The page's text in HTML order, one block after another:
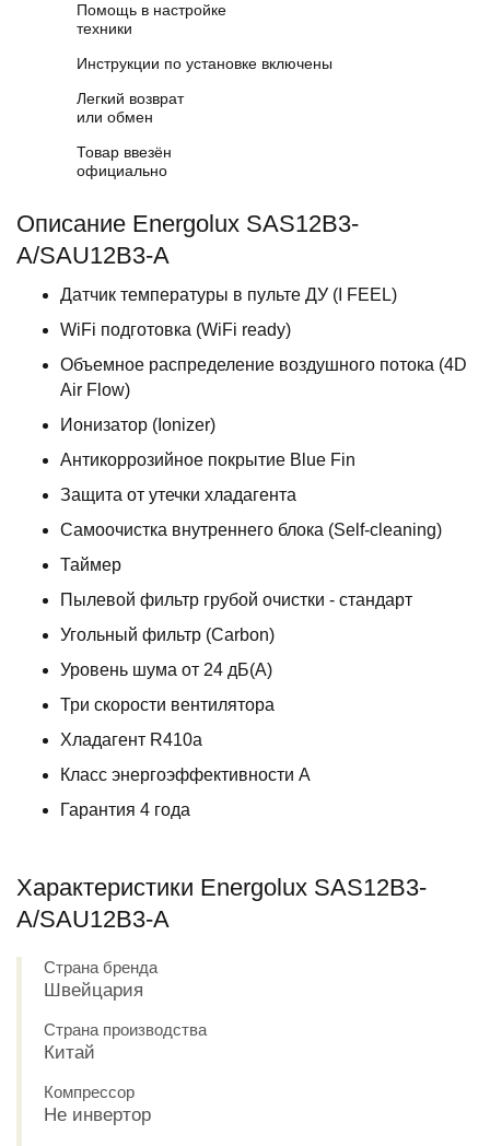
Помощь в настройке
техники
Инструкции по установке включены
Легкий возврат
или обмен
Товар ввезён
официально
Описание Energolux SAS12B3-
A/SAU12B3-A
Датчик температуры в пульте ДУ (I FEEL)
WiFi подготовка (WiFi ready)
Объемное распределение воздушного потока (4D
Air Flow)
Ионизатор (Ionizer)
Антикоррозийное покрытие Blue Fin
Защита от утечки хладагента
Самоочистка внутреннего блока (Self-cleaning)
Таймер
Пылевой фильтр грубой очистки - стандарт
Угольный фильтр (Carbon)
Уровень шума от 24 дБ(А)
Три скорости вентилятора
Хладагент R410a
Класс энергоэффективности A
Гарантия 4 года
Характеристики Energolux SAS12B3-
A/SAU12B3-A
Страна бренда
Швейцария
Страна производства
Китай
Компрессор
Не инвертор